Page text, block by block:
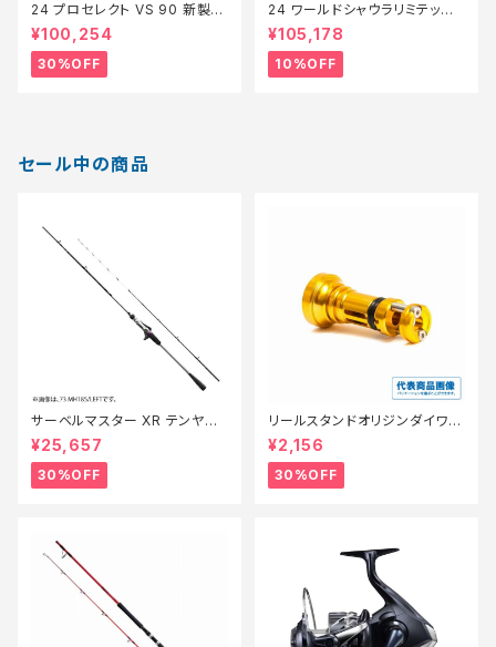
24 プロセレクト VS 90 新製品
2024【特価ロッド】【30】
¥100,254
30%OFF
24 ワールドシャウラリミテッド
21053R-3【継続セール_ロッ
ド】【10】
¥105,178
10%OFF
セール中の商品
サーベルマスター XR テンヤ
73MH 185R【特価ロッド】【30】
¥25,657
30%OFF
リールスタンドオリジンダイワ V
er3 ゴールド【特価リール】【3
0】
¥2,156
30%OFF